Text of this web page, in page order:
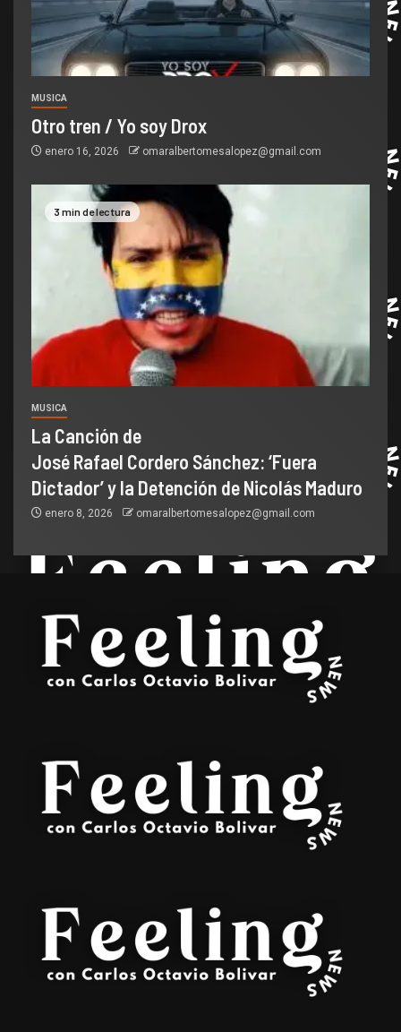
MUSICA
Otro tren / Yo soy Drox
enero 16, 2026 omaralbertomesalopez@gmail.com
3 min de lectura
MUSICA
La Canción de
José Rafael Cordero Sánchez: ‘Fuera
Dictador’ y la Detención de Nicolás Maduro
enero 8, 2026 omaralbertomesalopez@gmail.com